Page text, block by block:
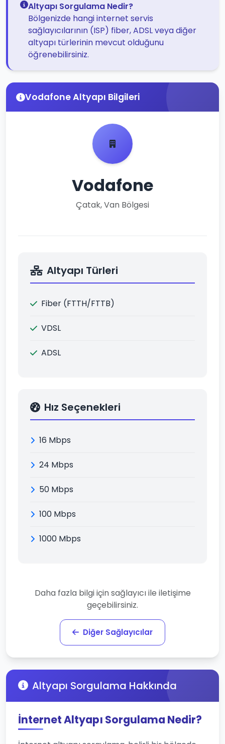
Altyapı Sorgulama Nedir?
Bölgenizde hangi internet servis
sağlayıcılarının (ISP) fiber, ADSL veya diğer
altyapı türlerinin mevcut olduğunu
öğrenebilirsiniz.
Vodafone Altyapı Bilgileri
Vodafone
Çatak, Van Bölgesi
Altyapı Türleri
Fiber (FTTH/FTTB)
VDSL
ADSL
Hız Seçenekleri
16 Mbps
24 Mbps
50 Mbps
100 Mbps
1000 Mbps
Daha fazla bilgi için sağlayıcı ile iletişime
geçebilirsiniz.
Diğer Sağlayıcılar
Altyapı Sorgulama Hakkında
İnternet Altyapı Sorgulama Nedir?